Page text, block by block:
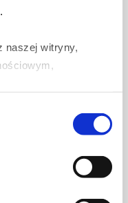
witryny,
z innymi danymi
i dlaczego
z Cell